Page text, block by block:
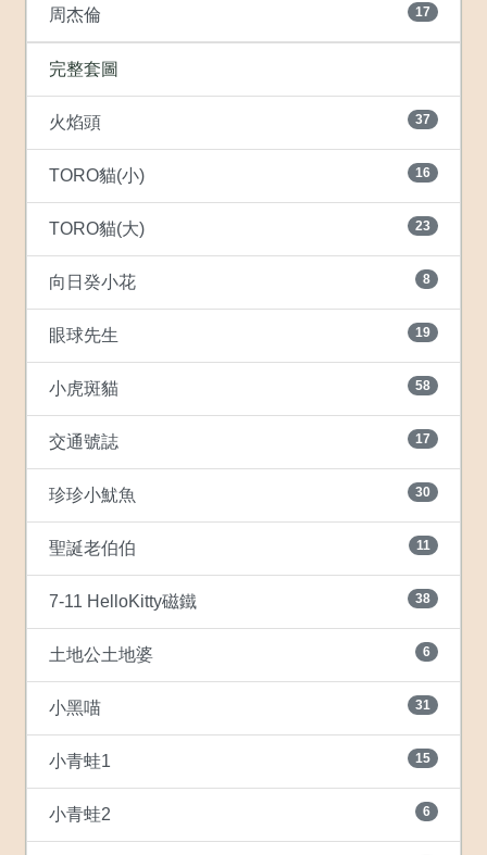
周杰倫 17
完整套圖
火焰頭 37
TORO貓(小) 16
TORO貓(大) 23
向日癸小花 8
眼球先生 19
小虎斑貓 58
交通號誌 17
珍珍小魷魚 30
聖誕老伯伯 11
7-11 HelloKitty磁鐵 38
土地公土地婆 6
小黑喵 31
小青蛙1 15
小青蛙2 6